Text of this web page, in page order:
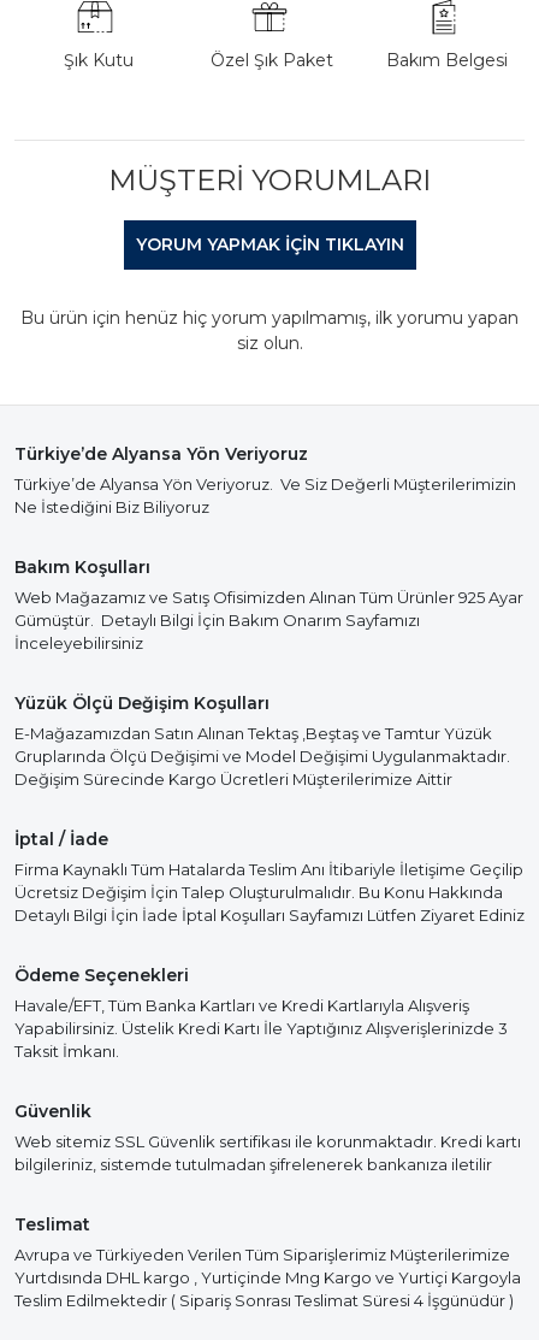
Şık Kutu Özel Şık Paket Bakım Belgesi
MÜŞTERI YORUMLARI
YORUM YAPMAK IÇIN TIKLAYIN
Bu ürün için henüz hiç yorum yapılmamış, ilk yorumu yapan
siz olun.
Türkiye’de Alyansa Yön Veriyoruz
Türkiye’de Alyansa Yön Veriyoruz. Ve Siz Değerli Müşterilerimizin
Ne İstediğini Biz Biliyoruz
Bakım Koşulları
Web Mağazamız ve Satış Ofisimizden Alınan Tüm Ürünler 925 Ayar
Gümüştür. Detaylı Bilgi İçin Bakım Onarım Sayfamızı
İnceleyebilirsiniz
Yüzük Ölçü Değişim Koşulları
E-Mağazamızdan Satın Alınan Tektaş ,Beştaş ve Tamtur Yüzük
Gruplarında Ölçü Değişimi ve Model Değişimi Uygulanmaktadır.
Değişim Sürecinde Kargo Ücretleri Müşterilerimize Aittir
İptal / İade
Firma Kaynaklı Tüm Hatalarda Teslim Anı İtibariyle İletişime Geçilip
Ücretsiz Değişim İçin Talep Oluşturulmalıdır. Bu Konu Hakkında
Detaylı Bilgi İçin İade İptal Koşulları Sayfamızı Lütfen Ziyaret Ediniz
Ödeme Seçenekleri
Havale/EFT, Tüm Banka Kartları ve Kredi Kartlarıyla Alışveriş
Yapabilirsiniz. Üstelik Kredi Kartı İle Yaptığınız Alışverişlerinizde 3
Taksit İmkanı.
Güvenlik
Web sitemiz SSL Güvenlik sertifikası ile korunmaktadır. Kredi kartı
bilgileriniz, sistemde tutulmadan şifrelenerek bankanıza iletilir
Teslimat
Avrupa ve Türkiyeden Verilen Tüm Siparişlerimiz Müşterilerimize
Yurtdısında DHL kargo , Yurtiçinde Mng Kargo ve Yurtiçi Kargoyla
Teslim Edilmektedir ( Sipariş Sonrası Teslimat Süresi 4 İşgünüdür )